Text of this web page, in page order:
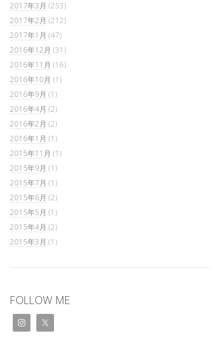
2017年3月 (253)
2017年2月 (212)
2017年1月 (47)
2016年12月 (31)
2016年11月 (16)
2016年10月 (1)
2016年9月 (1)
2016年4月 (2)
2016年2月 (2)
2016年1月 (1)
2015年11月 (1)
2015年9月 (1)
2015年7月 (1)
2015年6月 (2)
2015年5月 (1)
2015年4月 (2)
2015年3月 (1)
FOLLOW ME